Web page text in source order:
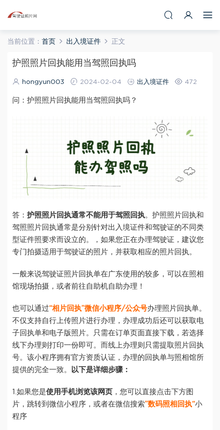
当前位置： 首页 出入境证件 正文
护照照片回执能用当驾照回执吗
hongyun003 2024-02-04 出入境证件 472
问：护照照片回执能用当驾照回执吗？
答： 护照照片回执通常不能用于驾照回执。 护照照片回执和
驾照照片回执通常是分别针对出入境证件和驾驶证的不同类
型证件照要求而设立的。，如果您正在办理驾驶证，建议您
专门拍摄适用于驾驶证的照片，并获取相应的照片回执。
一般来说驾驶证照片回执单在广东使用的较多，可以在照相
馆现场拍摄，或者前往自助机自助办理！
也可以通过“相片回执”微信小程序/公众号办理照片回执单。
不仅支持自行上传照片进行办理，办理成功后还可以获取电
子回执单和电子版照片。只需在订单页面直接下载，若选择
线下办理则打印一份即可。而线上办理则只需提取照片回执
号。该小程序拥有官方资质认证，办理的回执单与照相馆所
提供的完全一致。 以下是详细步骤：
1.如果您是使用手机浏览该网页 ，您可以直接点击下方图
片，跳转到微信小程序，或者在微信搜索”数码照相回执“小
程序